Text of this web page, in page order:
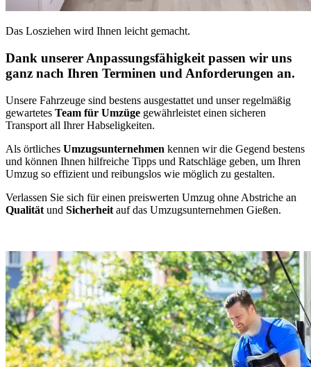
Das Losziehen wird Ihnen leicht gemacht.
Dank unserer Anpassungsfähigkeit passen wir uns
ganz nach Ihren Terminen und Anforderungen an.
Unsere Fahrzeuge sind bestens ausgestattet und unser regelmäßig
gewartetes Team für Umzüge gewährleistet einen sicheren
Transport all Ihrer Habseligkeiten.
Als örtliches Umzugsunternehmen kennen wir die Gegend bestens
und können Ihnen hilfreiche Tipps und Ratschläge geben, um Ihren
Umzug so effizient und reibungslos wie möglich zu gestalten.
Verlassen Sie sich für einen preiswerten Umzug ohne Abstriche an
Qualität und Sicherheit auf das Umzugsunternehmen Gießen.